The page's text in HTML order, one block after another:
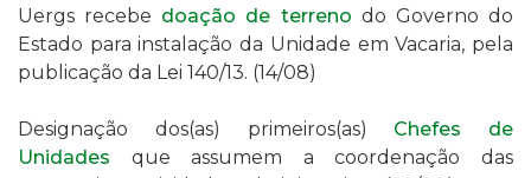
Uergs recebe doação de terreno do Governo do
Estado para instalação da Unidade em Vacaria, pela
publicação da Lei 140/13. (14/08)
Designação dos(as) primeiros(as) Chefes de
Unidades que assumem a coordenação das